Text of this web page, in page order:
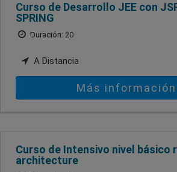
Curso de Desarrollo JEE con
SPRING
Duración: 20
A Distancia
Más información
Curso de Intensivo nivel básico
architecture